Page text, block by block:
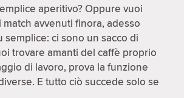
aperitivo? Oppure vuoi
avvenuti finora, adesso
ci sono un sacco di
trovare amanti del caffè proprio
di lavoro, prova la funzione
E tutto ciò succede solo se